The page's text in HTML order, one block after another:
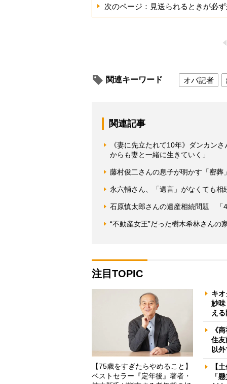
次のページ：見送られるときが必
関連キーワード オバ記者
関連記事
《妻に先立たれて10年》ダンカン
からも妻と一緒に生きていく」
藤村俊二さんの息子が明かす「密葬
永六輔さん、「遺言」がなくても相
石原慎太郎さんの遺産相続問題 「
“不動産女王”だった樹木希林さんの
注目TOPIC
【75歳をすぎたらやめること】
ベストセラー『定年後』著者・
キ
妙
え
《
住
以
【
「